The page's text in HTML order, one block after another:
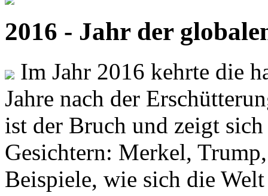
2016 - Jahr der
Im Jahr 2016 kehrte die
Jahre nach der
ist der Bruch und zeigt
Gesichtern: Merkel,
Beispiele, wie sich die